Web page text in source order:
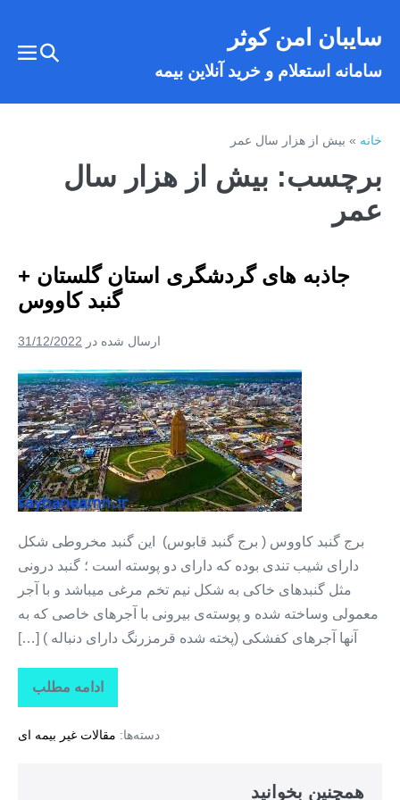
سایبان امن کوثر
سامانه استعلام و خرید آنلاین بیمه
تغییر
خانه»بیش از هزار سال عمر
برچسب: بیش از هزار سال
عمر
جاذبه های گردشگری استان گلستان +
گنبد کاووس
ارسال شده در 31/12/2022
جاذبه
های
گردشگری
استان
گلستان
+
کاووس
برج گنبد کاووس ( برج گنبد قابوس) این گنبد مخروطی شکل
دارای شیب تندی بوده که دارای دو پوسته است ؛ گنبد درونی
مثل گنبدهای خاکی به شکل نیم تخم مرغی میباشد و با آجر
معمولی وساخته شده و پوسته‌ی بیرونی با آجرهای خاصی که به
آنها آجرهای کفشکی (پخته شده‌ قرمزرنگ دارای دنباله‌ ) […]
ادامه مطلب
جاذبه
های
استان
دسته‌ها: مقالات غیر بیمه ای
همچنین بخوانید